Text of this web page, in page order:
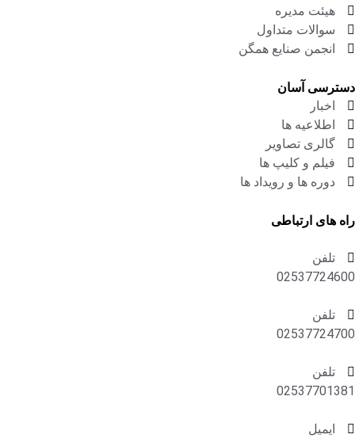
هیئت مدیره
سوالات متداول
انجمن صنایع همگن
دسترسی آسان
اخبار
اطلاعیه ها
گالری تصاویر
فیلم و کلیپ ها
دوره ها و رویداد ها
راه های ارتباطی
تلفن
02537724600
تلفن
02537724700
تلفن
02537701381
ایمیل